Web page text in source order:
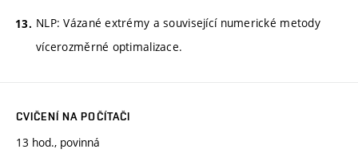
NLP: Vázané extrémy a související numerické metody
vícerozměrné optimalizace.
CVIČENÍ NA POČÍTAČI
13 hod., povinná